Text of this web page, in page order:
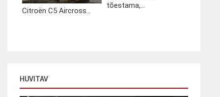
Citroën C5 Aircross...
tõestama,...
HUVITAV